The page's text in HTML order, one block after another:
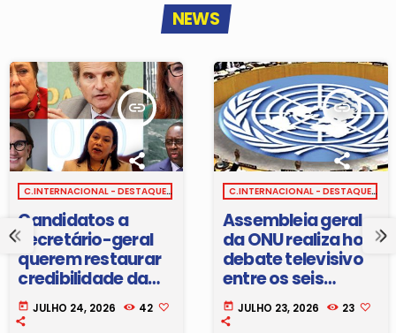
NEWS
insert_link
C.INTERNACIONAL - DESTAQUE
Candidatos a
secretário-geral
querem restaurar
credibilidade da
ONU
today JULHO 24, 2026 42
insert_link
C.INTERNACIONAL - DESTAQUE
Assembleia geral
da ONU realiza hoje
debate televisivo
entre os seis
candidatos ao
cargo de
today JULHO 23, 2026 23